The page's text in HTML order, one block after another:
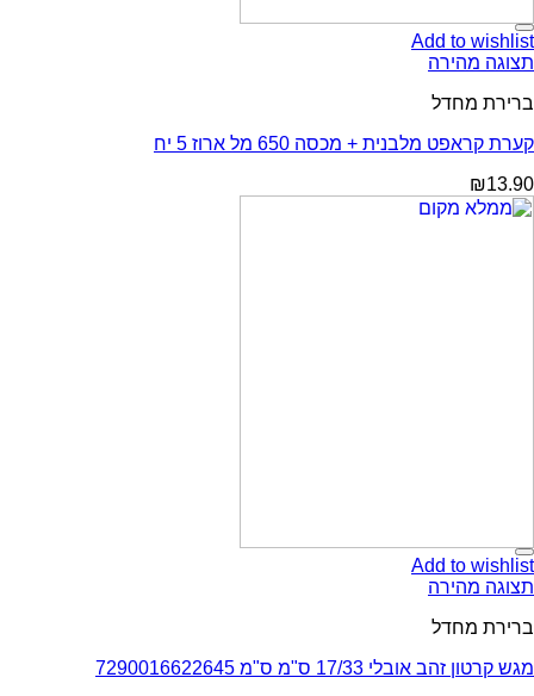
Add to wishlist
תצוגה מהירה
ברירת מחדל
קערת קראפט מלבנית + מכסה 650 מל ארוז 5 יח
₪13.90
Add to wishlist
תצוגה מהירה
ברירת מחדל
מגש קרטון זהב אובלי 17/33 ס"מ ס"מ 7290016622645